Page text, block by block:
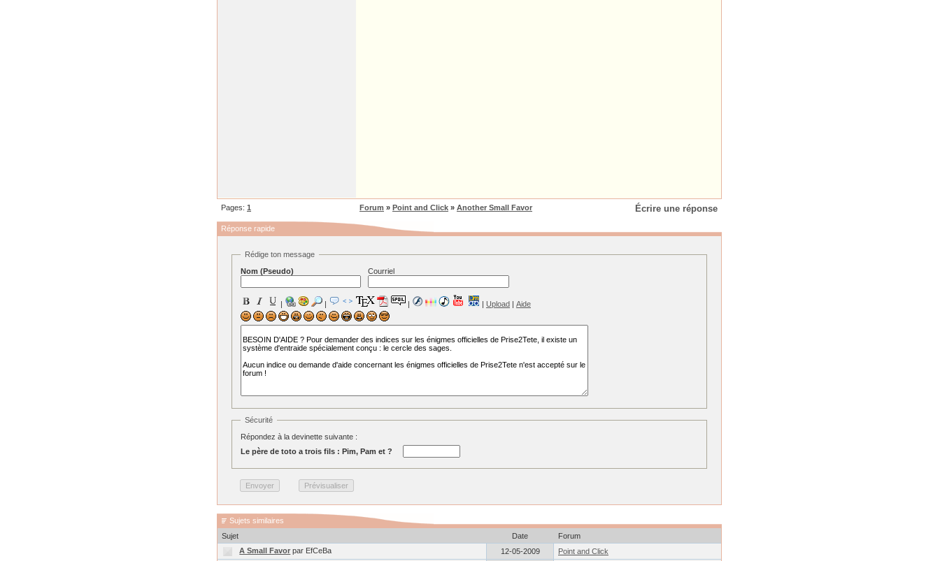
Écrire une réponse
Pages: 1 Forum » Point and Click » Another Small Favor
Réponse rapide
Rédige ton message
Nom (Pseudo)
Courriel
| | | | Upload | Aide
Sécurité
Répondez à la devinette suivante :
Le père de toto a trois fils : Pim, Pam et ?
Sujets similaires
Sujet
Date
Forum
A Small Favor par EfCeBa 12-05-2009
Point and Click